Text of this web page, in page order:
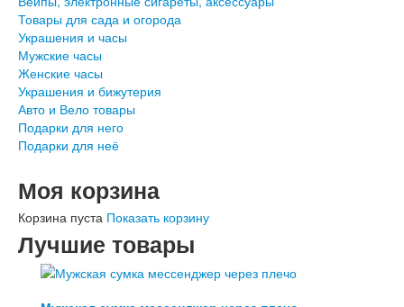
Украшения и бижутерия
Авто и Вело товары
Подарки для него
Подарки для неё
Товары для сада и огорода
Украшения и часы
Мужские часы
Женские часы
Украшения и бижутерия
Авто и Вело товары
Подарки для него
Подарки для неё
Моя корзина
Корзина пуста Показать корзину
Лучшие товары